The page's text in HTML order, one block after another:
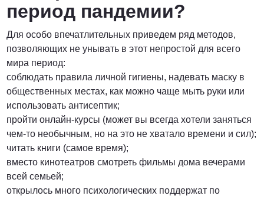
период пандемии?
Для особо впечатлительных приведем ряд методов,
позволяющих не унывать в этот непростой для всего
мира период:
соблюдать правила личной гигиены, надевать маску в
общественных местах, как можно чаще мыть руки или
использовать антисептик;
пройти онлайн-курсы (может вы всегда хотели заняться
чем-то необычным, но на это не хватало времени и сил);
читать книги (самое время);
вместо кинотеатров смотреть фильмы дома вечерами
всей семьей;
открылось много психологических поддержат по